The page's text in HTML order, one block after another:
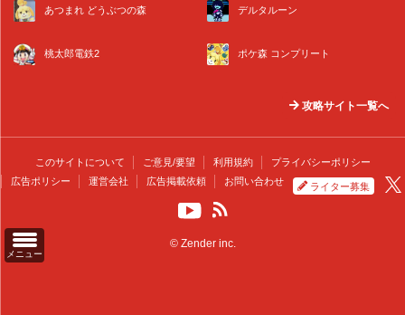
メニュー
あつまれ どうぶつの森 デルタルーン
桃太郎電鉄2 ポケ森 コンプリート
攻略サイト一覧へ
このサイトについて ご意見/要望 利用規約
プライバシーポリシー
広告ポリシー
運営会社 広告掲載依頼 お問い合わせ ライター募集
© Zender inc.